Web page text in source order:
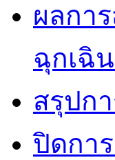
ผลกา
ฉุกเฉิ
สรุปก
ปิดการ